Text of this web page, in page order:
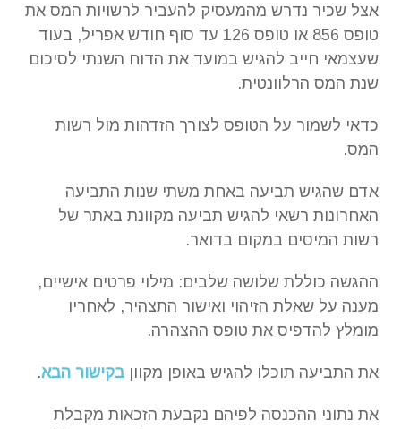
אצל שכיר נדרש מהמעסיק להעביר לרשויות המס את
טופס 856 או טופס 126 עד סוף חודש אפריל, בעוד
שעצמאי חייב להגיש במועד את הדוח השנתי לסיכום
שנת המס הרלוונטית.
כדאי לשמור על הטופס לצורך הזדהות מול רשות
המס.
אדם שהגיש תביעה באחת משתי שנות התביעה
האחרונות רשאי להגיש תביעה מקוונת באתר של
רשות המיסים במקום בדואר.
ההגשה כוללת שלושה שלבים: מילוי פרטים אישיים,
מענה על שאלת הזיהוי ואישור התצהיר, לאחריו
מומלץ להדפיס את טופס ההצהרה.
את התביעה תוכלו להגיש באופן מקוון בקישור הבא.
את נתוני ההכנסה לפיהם נקבעת הזכאות מקבלת